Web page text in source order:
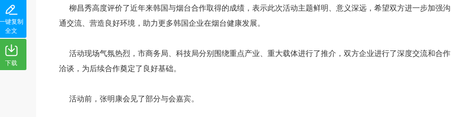
柳昌秀高度评价了近年来韩国与烟台合作取得的成绩，表示此次活动主题鲜明、意义深远，希望双方进一步加强沟
通交流、营造良好环境，助力更多韩国企业在烟台健康发展。
活动现场气氛热烈，市商务局、科技局分别围绕重点产业、重大载体进行了推介，双方企业进行了深度交流和合作
洽谈，为后续合作奠定了良好基础。
活动前，张明康会见了部分与会嘉宾。
键复制
全文
下载